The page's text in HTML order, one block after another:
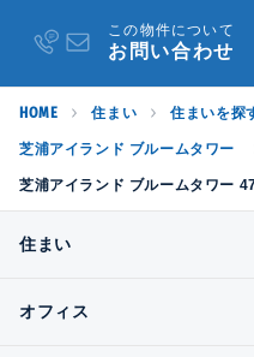
この物件について
お問い合わせ
HOME 住まい 住まいを探
芝浦アイランド ブルームタワー
芝浦アイランド ブルームタワー
住まい
オフィス